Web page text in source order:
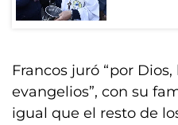
Francos juró “por
evangelios”, con su
igual que el resto de